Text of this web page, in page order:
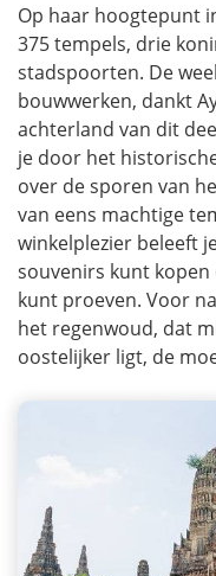
Op haar hoogtepunt
375 tempels, drie
stadspoorten. De
bouwwerken, dankt
achterland van dit
je door het
over de sporen van
van eens machtige
winkelplezier beleeft
souvenirs kunt kopen
kunt proeven. Voor
het regenwoud, dat
oostelijker ligt, de